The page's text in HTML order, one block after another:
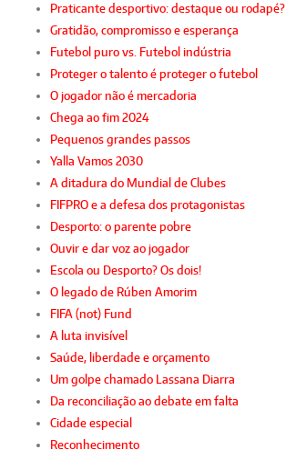
Praticante desportivo: destaque ou rodapé?
Gratidão, compromisso e esperança
Futebol puro vs. Futebol indústria
Proteger o talento é proteger o futebol
O jogador não é mercadoria
Chega ao fim 2024
Pequenos grandes passos
Yalla Vamos 2030
A ditadura do Mundial de Clubes
FIFPRO e a defesa dos protagonistas
Desporto: o parente pobre
Ouvir e dar voz ao jogador
Escola ou Desporto? Os dois!
O legado de Rúben Amorim
FIFA (not) Fund
A luta invisível
Saúde, liberdade e orçamento
Um golpe chamado Lassana Diarra
Da reconciliação ao debate em falta
Cidade especial
Reconhecimento